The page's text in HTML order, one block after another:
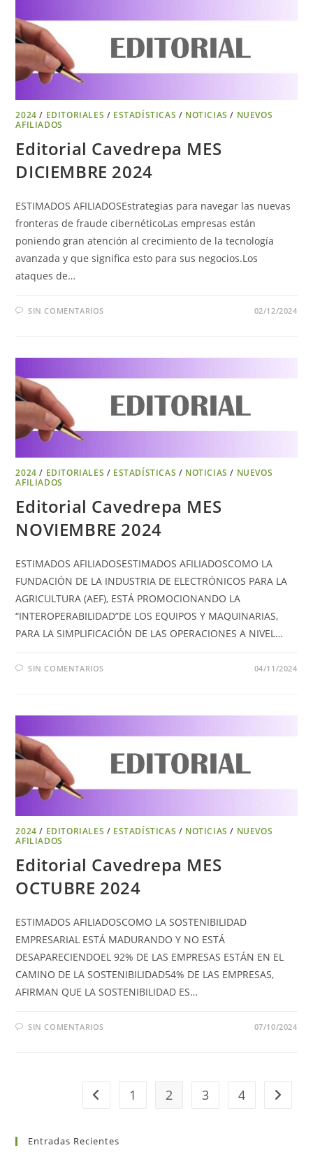
2024 / EDITORIALES / ESTADÍSTICAS / NOTICIAS / NUEVOS
AFILIADOS
Editorial Cavedrepa MES
DICIEMBRE 2024
ESTIMADOS AFILIADOSEstrategias para navegar las nuevas
fronteras de fraude cibernéticoLas empresas están
poniendo gran atención al crecimiento de la tecnología
avanzada y que significa esto para sus negocios.Los
ataques de…
SIN COMENTARIOS 02/12/2024
2024 / EDITORIALES / ESTADÍSTICAS / NOTICIAS / NUEVOS
AFILIADOS
Editorial Cavedrepa MES
NOVIEMBRE 2024
ESTIMADOS AFILIADOSESTIMADOS AFILIADOSCOMO LA
FUNDACIÓN DE LA INDUSTRIA DE ELECTRÓNICOS PARA LA
AGRICULTURA (AEF), ESTÁ PROMOCIONANDO LA
“INTEROPERABILIDAD”DE LOS EQUIPOS Y MAQUINARIAS,
PARA LA SIMPLIFICACIÓN DE LAS OPERACIONES A NIVEL…
SIN COMENTARIOS 04/11/2024
2024 / EDITORIALES / ESTADÍSTICAS / NOTICIAS / NUEVOS
AFILIADOS
Editorial Cavedrepa MES
OCTUBRE 2024
ESTIMADOS AFILIADOSCOMO LA SOSTENIBILIDAD
EMPRESARIAL ESTÁ MADURANDO Y NO ESTÁ
DESAPARECIENDOEL 92% DE LAS EMPRESAS ESTÁN EN EL
CAMINO DE LA SOSTENIBILIDAD54% DE LAS EMPRESAS,
AFIRMAN QUE LA SOSTENIBILIDAD ES…
SIN COMENTARIOS 07/10/2024
1 2 3 4
Entradas Recientes